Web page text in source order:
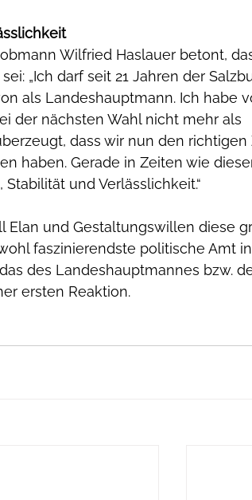
Wilfried Haslauer betont,
„Ich darf seit 21 Jahren der
als Landeshauptmann. Ich habe
der nächsten Wahl nicht mehr als
dass wir nun den
haben. Gerade in Zeiten wie
und Verlässlichkeit.“
Elan und Gestaltungswillen diese
faszinierendste politische Amt
des Landeshauptmannes bzw.
ersten Reaktion.